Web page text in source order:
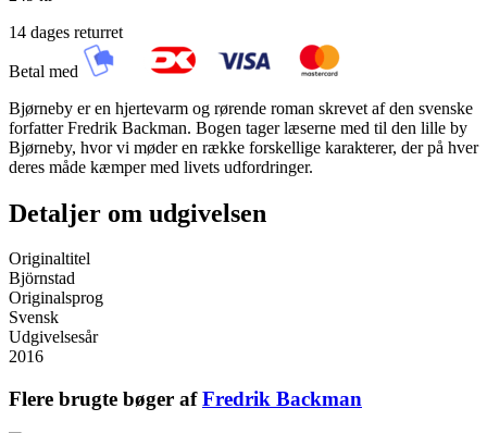
14 dages returret
Betal med
Bjørneby er en hjertevarm og rørende roman skrevet af den svenske
forfatter Fredrik Backman. Bogen tager læserne med til den lille by
Bjørneby, hvor vi møder en række forskellige karakterer, der på hver
deres måde kæmper med livets udfordringer.
Detaljer om udgivelsen
Originaltitel
Björnstad
Originalsprog
Svensk
Udgivelsesår
2016
Flere brugte bøger afFredrik Backman